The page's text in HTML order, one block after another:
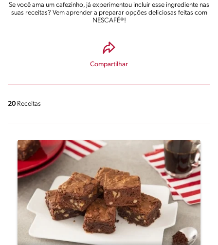
Se você ama um cafezinho, já experimentou incluir esse ingrediente nas
suas receitas? Vem aprender a preparar opções deliciosas feitas com
NESCAFÉ®!
Compartilhar
20 Receitas